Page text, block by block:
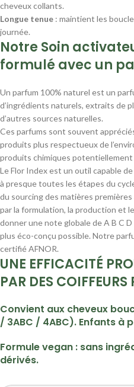
cheveux collants.
Longue tenue : maintient les
journée.
Notre Soin
formulé avec un
Un parfum 100% naturel est un
d’ingrédients naturels, extraits de
d’autres sources naturelles.
Ces parfums sont souvent
produits plus respectueux de
produits chimiques
Le Flor Index est un outil capable
à presque toutes les étapes du
du sourcing des matières
par la formulation, la production et
donner une note globale de A B C
plus éco-conçu possible. Notre
certifié AFNOR.
UNE EFFICACITÉ
PAR DES
Convient aux cheveux
/ 3ABC / 4ABC). Enfants à
Formule vegan : sans
dérivés.